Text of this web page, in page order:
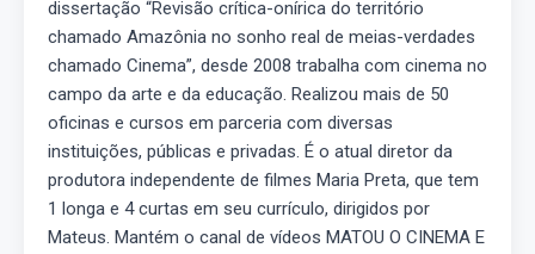
dissertação “Revisão crítica-onírica do território
chamado Amazônia no sonho real de meias-verdades
chamado Cinema”, desde 2008 trabalha com cinema no
campo da arte e da educação. Realizou mais de 50
oficinas e cursos em parceria com diversas
instituições, públicas e privadas. É o atual diretor da
produtora independente de filmes Maria Preta, que tem
1 longa e 4 curtas em seu currículo, dirigidos por
Mateus. Mantém o canal de vídeos MATOU O CINEMA E